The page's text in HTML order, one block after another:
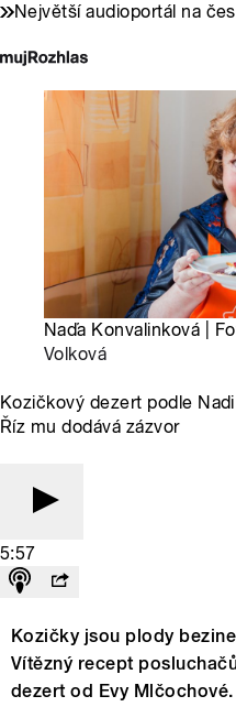
Největší audioportál na
Naďa Konvalinková |
Volková
Kozičkový dezert podle
Říz mu dodává zázvor
5:57
Kozičky jsou plody
Vítězný recept
dezert od Evy